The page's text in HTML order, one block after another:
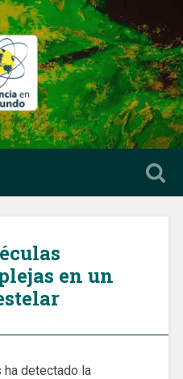
en un
ha detectado la